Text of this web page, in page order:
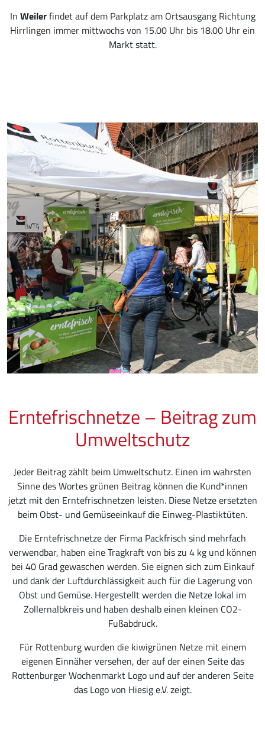
In Weilerfindet auf dem Parkplatz am Ortsausgang Richtung
Hirrlingen immer mittwochs von 15.00 Uhr bis 18.00 Uhr ein
Markt statt.
Erntefrischnetze – Beitrag zum
Umweltschutz
Jeder Beitrag zählt beim Umweltschutz. Einen im wahrsten
Sinne des Wortes grünen Beitrag können die Kund*innen
jetzt mit den Erntefrischnetzen leisten. Diese Netze ersetzten
beim Obst- und Gemüseeinkauf die Einweg-Plastiktüten.
Die Erntefrischnetze der Firma Packfrisch sind mehrfach
verwendbar, haben eine Tragkraft von bis zu 4 kg und können
bei 40 Grad gewaschen werden. Sie eignen sich zum Einkauf
und dank der Luftdurchlässigkeit auch für die Lagerung von
Obst und Gemüse. Hergestellt werden die Netze lokal im
Zollernalbkreis und haben deshalb einen kleinen CO2-
Fußabdruck.
Für Rottenburg wurden die kiwigrünen Netze mit einem
eigenen Einnäher versehen, der auf der einen Seite das
Rottenburger Wochenmarkt Logo und auf der anderen Seite
das Logo von Hiesig e.V. zeigt.